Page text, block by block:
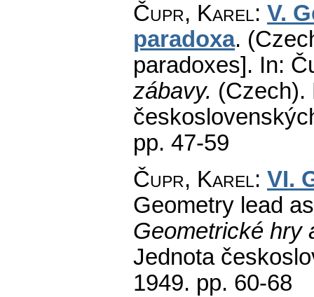
Čupr, Karel: V.
paradoxa.
paradoxes]. In:
zábavy. (Czech).
pp. 47-59
Čupr, Karel: VI.
Geometry lead
Geometrické hry
Jednota
1949. pp. 60-68